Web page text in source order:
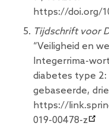
https://doi.org/
Tijdschrift voor
“Veiligheid en
Integerrima-
diabetes type
gebaseerde,
https://
019-00478-z